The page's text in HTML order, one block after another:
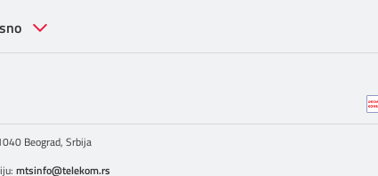
Beograd, Srbija
mtsinfo@telekom.rs